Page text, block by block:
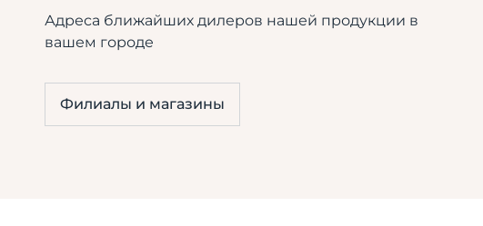
Адреса ближайших дилеров нашей продукции в
вашем городе
Филиалы и магазины